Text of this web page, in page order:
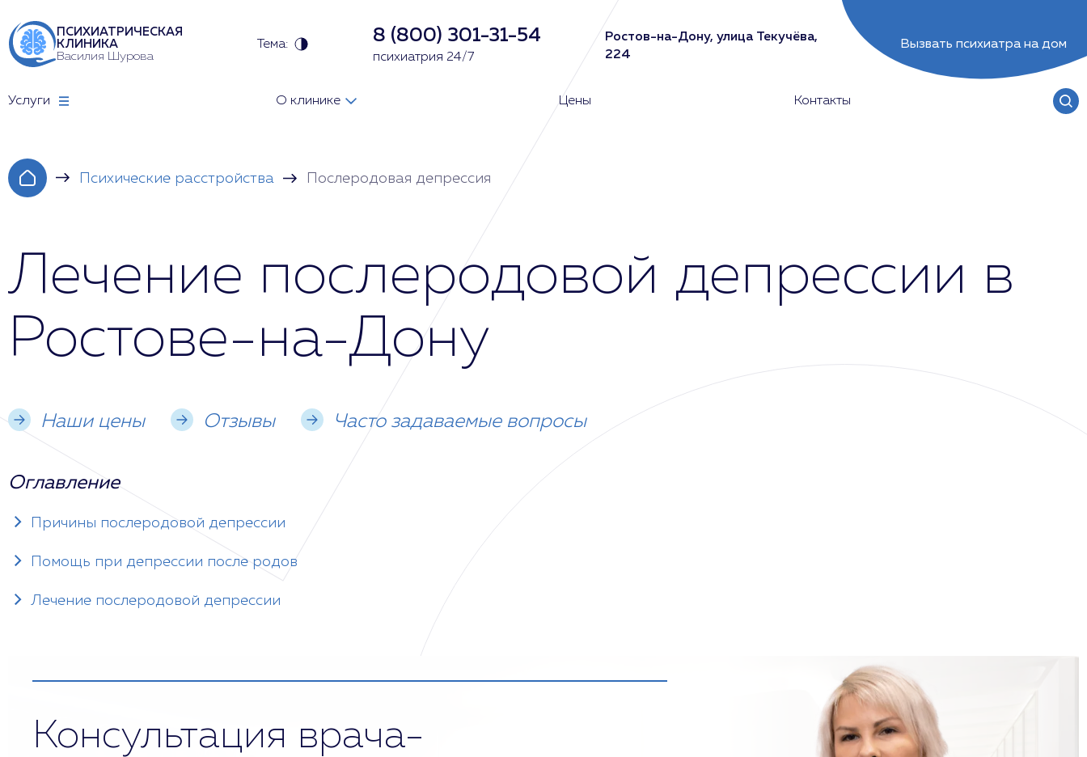
ПСИХИАТРИЧЕСКАЯ
КЛИНИКА
Василия Шурова
Тема: 8 (800) 301-31-54
психиатрия 24/7
Ростов-на-Дону, улица Текучёва,
224
Вызвать психиатра на дом
Услуги О клинике Цены Контакты
Психические расстройства Послеродовая депрессия
Лечение послеродовой депрессии в
Ростове-на-Дону
Наши цены Отзывы Часто задаваемые вопросы
Оглавление
Причины послеродовой депрессии
Помощь при депрессии после родов
Лечение послеродовой депрессии
Консультация врача-